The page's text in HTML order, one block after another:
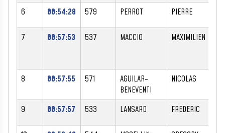
6 00:54:28 579 PERROT PIERRE
7 00:57:53 537 MACCIO MAXIMILIEN
8 00:57:55 571
AGUILAR-
BENEVENTI
NICOLAS
9 00:57:57 533 LANSARD FREDERIC